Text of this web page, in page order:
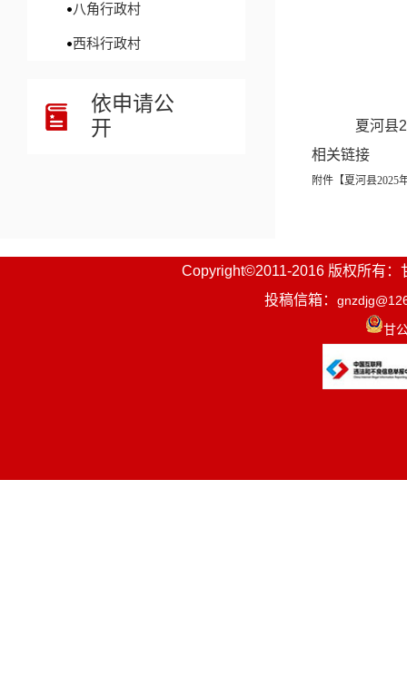
八角行政村
西科行政村
依申请公
开
夏河县
相关链接
附件【夏河县2025
Copyright©2011-2016 版权所有：
投稿信箱：
甘